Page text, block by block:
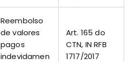
Reembolso
de valores
pagos
indevidamen
Art. 165 do
CTN, IN RFB
1717/2017